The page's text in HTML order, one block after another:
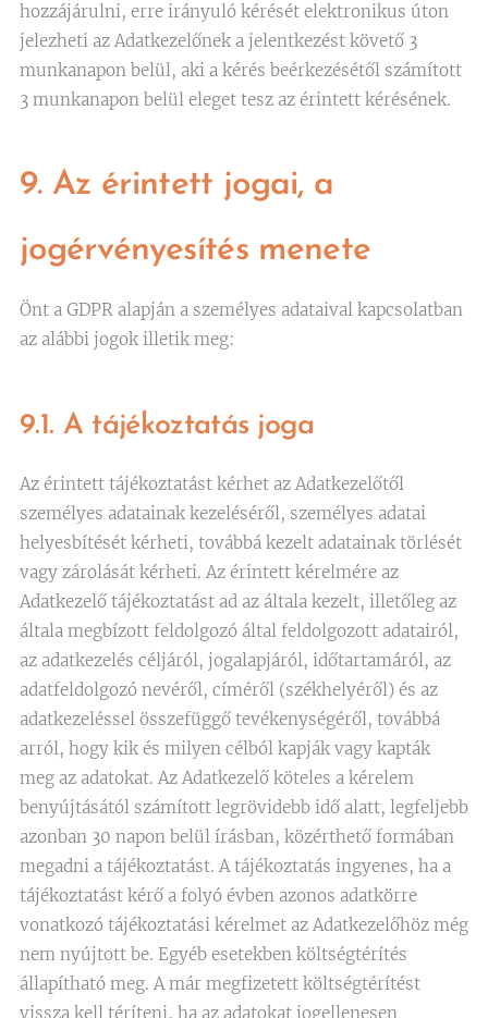
hozzájárulni, erre irányuló kérését elektronikus úton
jelezheti az Adatkezelőnek a jelentkezést követő 3
munkanapon belül, aki a kérés beérkezésétől számított
3 munkanapon belül eleget tesz az érintett kérésének.
9. Az érintett jogai, a
jogérvényesítés menete
Önt a GDPR alapján a személyes adataival kapcsolatban
az alábbi jogok illetik meg:
9.1. A tájékoztatás joga
Az érintett tájékoztatást kérhet az Adatkezelőtől
személyes adatainak kezeléséről, személyes adatai
helyesbítését kérheti, továbbá kezelt adatainak törlését
vagy zárolását kérheti. Az érintett kérelmére az
Adatkezelő tájékoztatást ad az általa kezelt, illetőleg az
általa megbízott feldolgozó által feldolgozott adatairól,
az adatkezelés céljáról, jogalapjáról, időtartamáról, az
adatfeldolgozó nevéről, címéről (székhelyéről) és az
adatkezeléssel összefüggő tevékenységéről, továbbá
arról, hogy kik és milyen célból kapják vagy kapták
meg az adatokat. Az Adatkezelő köteles a kérelem
benyújtásától számított legrövidebb idő alatt, legfeljebb
azonban 30 napon belül írásban, közérthető formában
megadni a tájékoztatást. A tájékoztatás ingyenes, ha a
tájékoztatást kérő a folyó évben azonos adatkörre
vonatkozó tájékoztatási kérelmet az Adatkezelőhöz még
nem nyújtott be. Egyéb esetekben költségtérítés
állapítható meg. A már megfizetett költségtérítést
vissza kell téríteni, ha az adatokat jogellenesen